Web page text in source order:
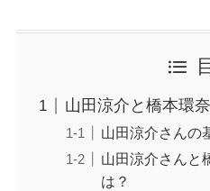
山田涼介と橋本環
山田涼介さんの
山田涼介さんと
は？